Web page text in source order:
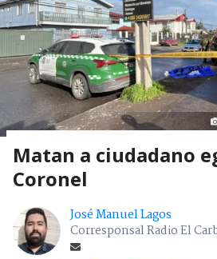
Matan a ciudadano
Coronel
José Manuel Lagos
Corresponsal Radio El